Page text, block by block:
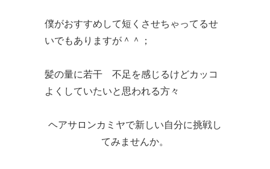
僕がおすすめして短くさせちゃってるせ
いでもありますが＾＾；
髪の量に若干 不足を感じるけどカッコ
よくしていたいと思われる方々
ヘアサロンカミヤで新しい自分に挑戦し
てみませんか。